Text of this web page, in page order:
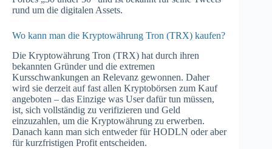
rund um die digitalen Assets.
Wo kann man die Kryptowährung Tron (TRX) kaufen?
Die Kryptowährung Tron (TRX) hat durch ihren
bekannten Gründer und die extremen
Kursschwankungen an Relevanz gewonnen. Daher
wird sie derzeit auf fast allen Kryptobörsen zum Kauf
angeboten – das Einzige was User dafür tun müssen,
ist, sich vollständig zu verifizieren und Geld
einzuzahlen, um die Kryptowährung zu erwerben.
Danach kann man sich entweder für HODLN oder aber
für kurzfristigen Profit entscheiden.